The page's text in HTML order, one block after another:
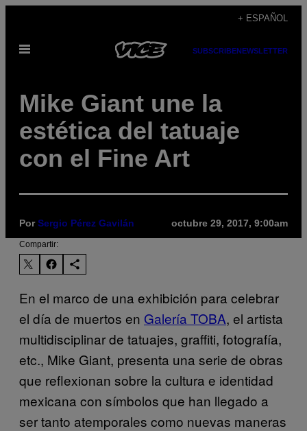
contenido
+ ESPAÑOL
Abrir
SUBSCRIBENEWSLETTER
Mike Giant une la
estética del tatuaje
con el Fine Art
PorSergio Pérez Gavilán octubre 29, 2017, 9:00am
Compartir:
En el marco de una exhibición para celebrar
el día de muertos en Galería TOBA, el artista
multidisciplinar de tatuajes, graffiti, fotografía,
etc., Mike Giant, presenta una serie de obras
que reflexionan sobre la cultura e identidad
mexicana con símbolos que han llegado a
ser tanto atemporales como nuevas maneras